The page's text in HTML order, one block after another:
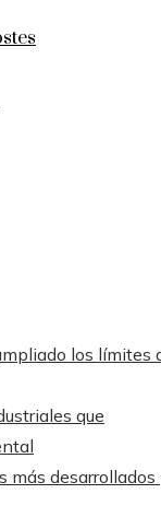
los límites
que
más desarrollados